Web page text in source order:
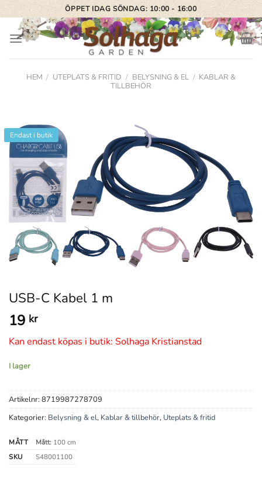
Skip
to
content
ÖPPET IDAG SÖNDAG: 10:00 - 16:00
HEM / UTEPLATS & FRITID / BELYSNING & EL / KABLAR &
TILLBEHÖR
Endast i butik
USB-C Kabel 1 m
19 kr
Kan endast köpas i butik: Solhaga Kristianstad
I lager
Artikelnr: 8719987278709
Kategorier: Belysning & el, Kablar & tillbehör, Uteplats & fritid
MÅTT Mått:100 cm
SKU
S48001100